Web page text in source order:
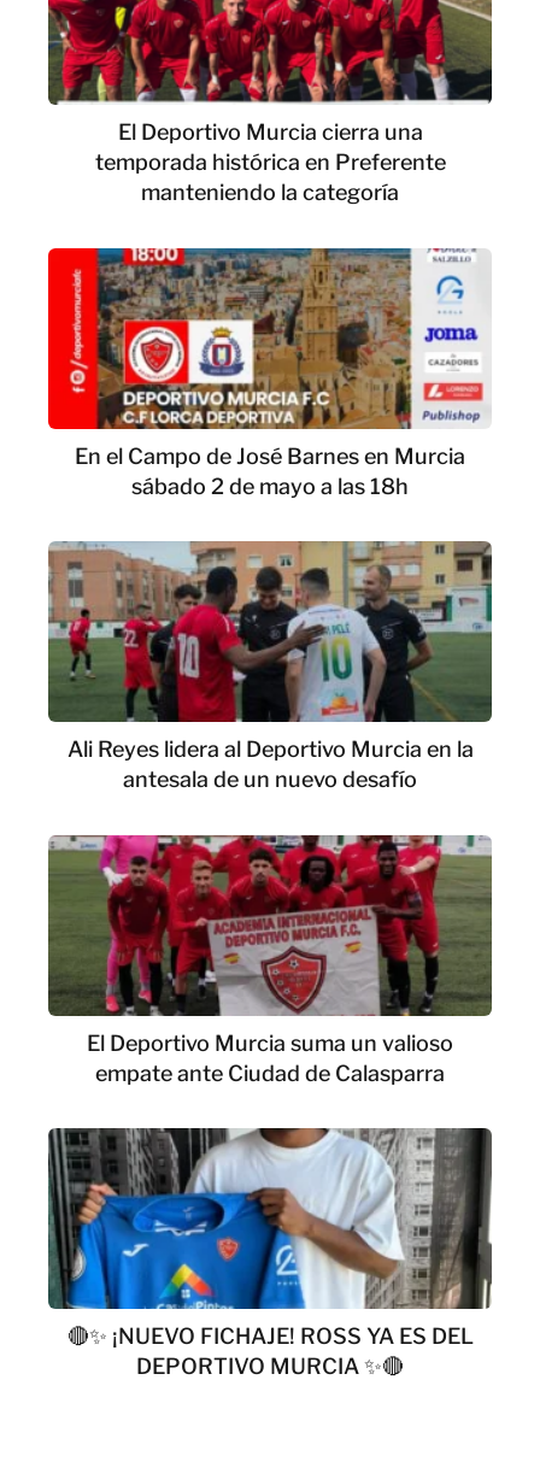
El Deportivo Murcia cierra una
temporada histórica en Preferente
manteniendo la categoría
En el Campo de José Barnes en Murcia
sábado 2 de mayo a las 18h
Ali Reyes lidera al Deportivo Murcia en la
antesala de un nuevo desafío
El Deportivo Murcia suma un valioso
empate ante Ciudad de Calasparra
🔴✨ ¡NUEVO FICHAJE! ROSS YA ES DEL
DEPORTIVO MURCIA ✨🔴